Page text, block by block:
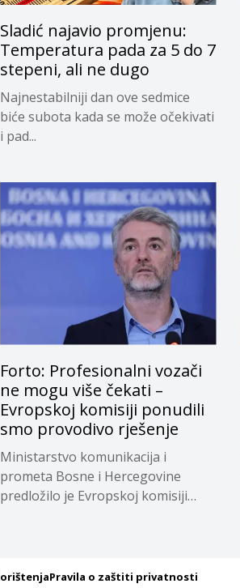
Sladić najavio promjenu:
Temperatura pada za 5 do 7
stepeni, ali ne dugo
Najnestabilniji dan ove sedmice
biće subota kada se može očekivati
i pad...
Forto: Profesionalni vozači
ne mogu više čekati –
Evropskoj komisiji ponudili
smo provodivo rješenje
Ministarstvo komunikacija i
prometa Bosne i Hercegovine
predložilo je Evropskoj komisiji
Pravila o zaštiti privatnosti